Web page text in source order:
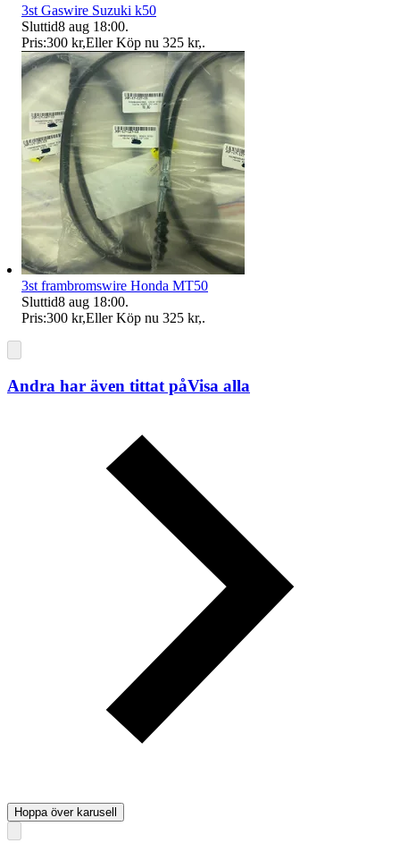
3st Gaswire Suzuki k50
Sluttid8 aug 18:00.
Pris:300 kr,Eller Köp nu 325 kr,.
3st frambromswire Honda MT50
Sluttid8 aug 18:00.
Pris:300 kr,Eller Köp nu 325 kr,.
Andra har även tittat påVisa alla
Hoppa över karusell